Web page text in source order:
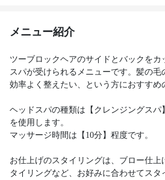
メニュー紹介
ツーブロックヘアのサイドとバックをカ
スパが受けられるメニューです。髪の毛
効率よく整えたい、という方におすすめ
ヘッドスパの種類は【クレンジングスパ
を使用します。
マッサージ時間は【10分】程度です。
お仕上げのスタイリングは、ブロー仕上
タイリングなど、お好みに合わせてスタ